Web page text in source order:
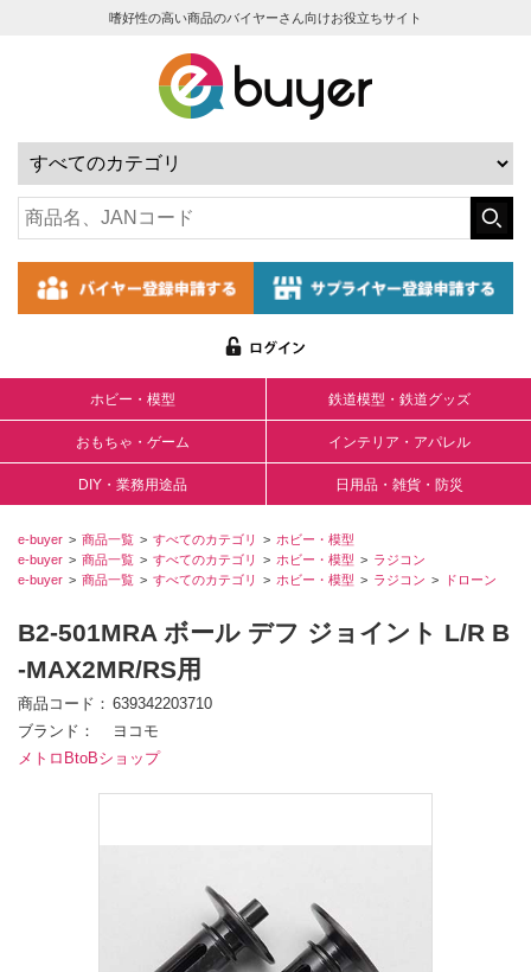
嗜好性の高い商品のバイヤーさん向けお役立ちサイト
ホビー・模型 鉄道模型・鉄道グッズ
おもちゃ・ゲーム インテリア・アパレル
DIY・業務用途品 日用品・雑貨・防災
e-buyer 商品一覧 すべてのカテゴリ
ホビー・模型
e-buyer
商品一覧 すべてのカテゴリ ホビー・模型
ラジコン
e-buyer
商品一覧 すべてのカテゴリ ホビー・模型 ラジコン ドローン
B2-501MRA ボール デフ ジョイント L/R B
-MAX2MR/RS用
商品コード
639342203710
ブランド
ヨコモ
メトロBtoBショップ